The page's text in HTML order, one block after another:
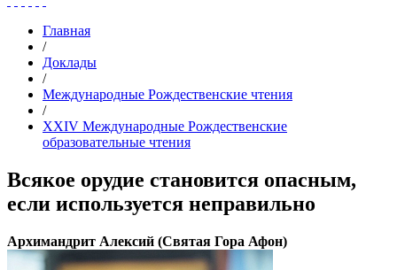
Главная
/
Доклады
/
Международные Рождественские чтения
/
XXIV Международные Рождественские
образовательные чтения
Всякое орудие становится опасным,
если используется неправильно
Архимандрит Алексий (Святая Гора Афон)